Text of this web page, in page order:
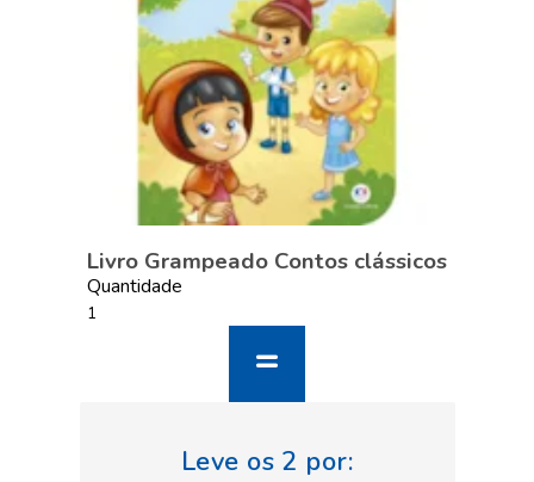
Livro Grampeado Contos clássicos
Quantidade